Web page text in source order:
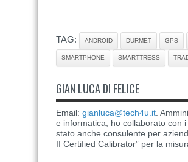
TAG: ANDROID DURMET GPS
SMARTPHONE SMARTTRESS
GIAN LUCA DI FELICE
Email: gianluca@tech4u.it.
e informatica, ho collaborato con
stato anche consulente per
II Certified Calibrator” per la